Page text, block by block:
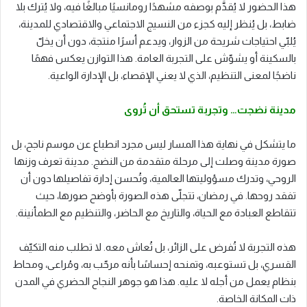
هذا الحضور لا يُقدَّم بوصفه مشهدًا رومانسيًا مبالغًا فيه، ولا يُترك بلا
ضابط، بل يُنظر إليه كجزء من النسيج الاجتماعي والاقتصادي للمدينة،
يُلبّي احتياجات شريحة من الزوار، ويدعم أسرًا منتجة، دون أن يخلّ
بالسكينة أو يشوّش على التجربة العامة. هذا التوازن يعكس فهمًا
ناضجًا لمعنى التنظيم، الذي لا يعني الإقصاء، بل الإدارة الواعية.
مدينة نضجت… وتجربة تستحق أن تُروى
ما يتشكل في نهاية هذا المسار ليس مجرد انطباع عن موسم ناجح، بل
صورة مدينة وصلت إلى مرحلة متقدمة من النضج. مدينة تعرف وزنها
الروحي، وتدرك مسؤوليتها العالمية، وتُحسن إدارة تفاصيلها دون أن
تفقد روحها. في رمضان، تتجلّى هذه الصورة بأوضح صورها، حيث
تتقاطع العبادة مع الحياة، والتاريخ مع الحاضر، والتنظيم مع الطمأنينة.
هذه التجربة لا تُفرض على الزائر، بل تُعاش معه. لا تطلب منه التكيّف
القسري، بل تستوعبه، وتمنحه إحساسًا بأنه مرحّب به، ومُراعى، ومحاط
بنظام يعمل من أجله لا عليه. هذا هو جوهر النجاح الحضري في المدن
ذات المكانة الخاصة.